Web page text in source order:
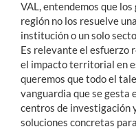
VAL, entendemos que
región no los resuelve
institución o un solo
Es relevante el esfuerzo
el impacto territorial en
queremos que todo el
vanguardia que se gesta
centros de investigación
soluciones concretas